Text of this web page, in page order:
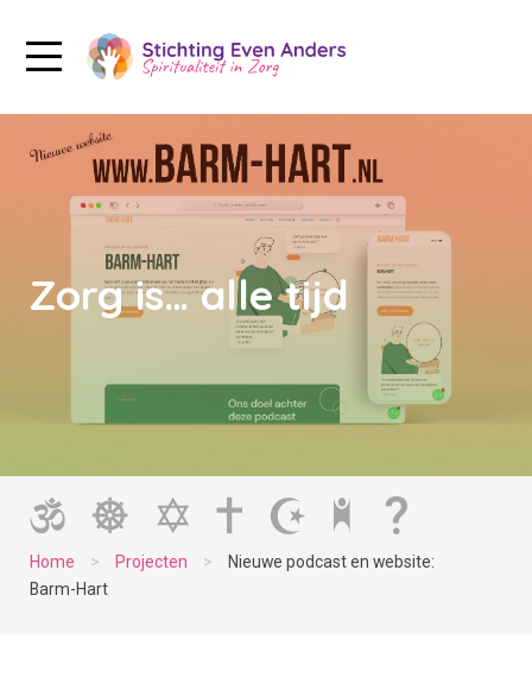
Zorg is… alle tijd
Home > Projecten >
Nieuwe podcast en website:
Barm-Hart